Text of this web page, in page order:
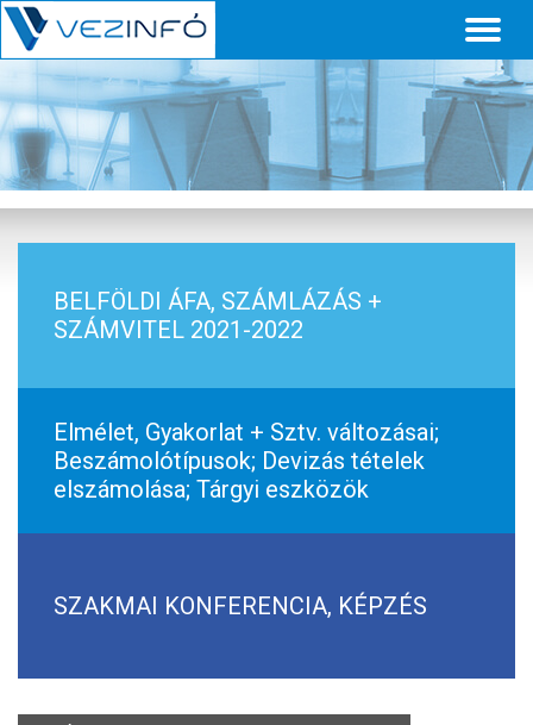
BELFÖLDI ÁFA, SZÁMLÁZÁS +
SZÁMVITEL 2021-2022
Elmélet, Gyakorlat + Sztv. változásai;
Beszámolótípusok; Devizás tételek
elszámolása; Tárgyi eszközök
SZAKMAI KONFERENCIA, KÉPZÉS